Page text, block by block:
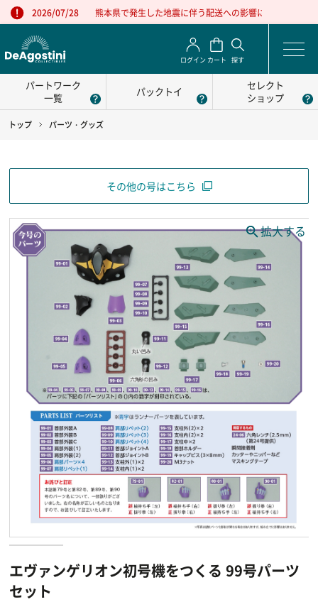
2026/07/28 熊本県で発生した地震に伴う配送への影響について
ログイン カート 探す
パートワーク
一覧
パックトイ
セレクト
ショップ
トップ パーツ・グッズ
その他の号はこちら
エヴァンゲリオン初号機をつくる 99号パーツ
セット